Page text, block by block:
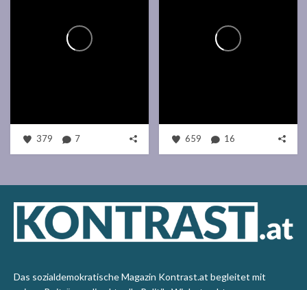
379 7 659 16
Das sozialdemokratische Magazin Kontrast.at begleitet mit